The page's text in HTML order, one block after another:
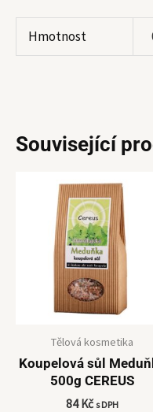
Hmotnost
Související
Tělová kosmetika
Koupelová sůl
500g CEREUS
84Kč s DPH